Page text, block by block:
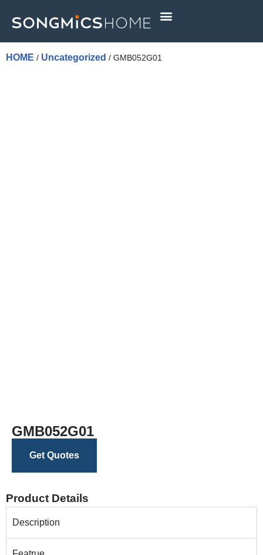
Skip
to
HOME / Uncategorized / GMB052G01
GMB052G01
Get Quotes
Product Details
Description